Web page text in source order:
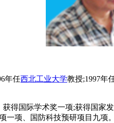
年任西北工业大学教授;1997年
国际学术奖一项;获得国家
一项、国防科技预研项目九项。